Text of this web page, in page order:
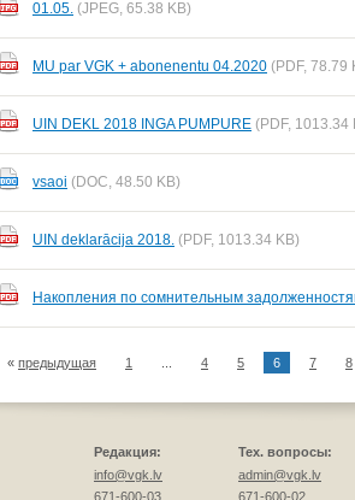
01.05. (JPEG, 65.38 KB)
MU par VGK + abonenentu 04.2020 (PDF, 78.79
UIN DEKL 2018 INGA PUMPURE (PDF, 1013.34
vsaoi (DOC, 48.50 KB)
UIN deklarācija 2018. (PDF, 1013.34 KB)
Накопления по сомнительным
« предыдущая 1 4 5 6 7 8
Редакция:
info@vgk.lv
671-600-03
Тех. вопросы:
admin@vgk.lv
671-600-02